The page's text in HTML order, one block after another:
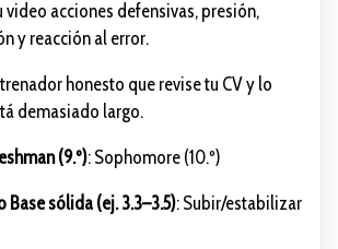
video acciones defensivas, presión,
y reacción al error.
honesto que revise tu CV y lo
demasiado largo.
(9.º): Sophomore (10.º)
Base sólida (ej. 3.3–3.5): Subir/estabilizar